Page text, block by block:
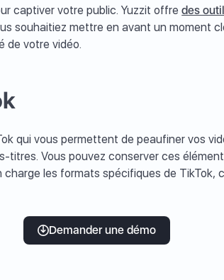
captiver votre public. Yuzzit offredes
souhaitiez mettre en avant un moment
de votre vidéo.
qui vous permettent de peaufiner vos
Vous pouvez conserver ces
les formats spécifiques de
Demander une démo